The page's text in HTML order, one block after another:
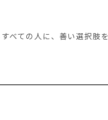
べての人に、善い選択肢を